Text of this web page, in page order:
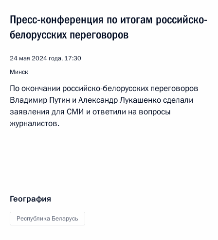
Пресс-конференция по итогам российско-
белорусских переговоров
24 мая 2024 года, 17:30
Минск
По окончании российско-белорусских переговоров
Владимир Путин и Александр Лукашенко сделали
заявления для СМИ и ответили на вопросы
журналистов.
География
Республика Беларусь